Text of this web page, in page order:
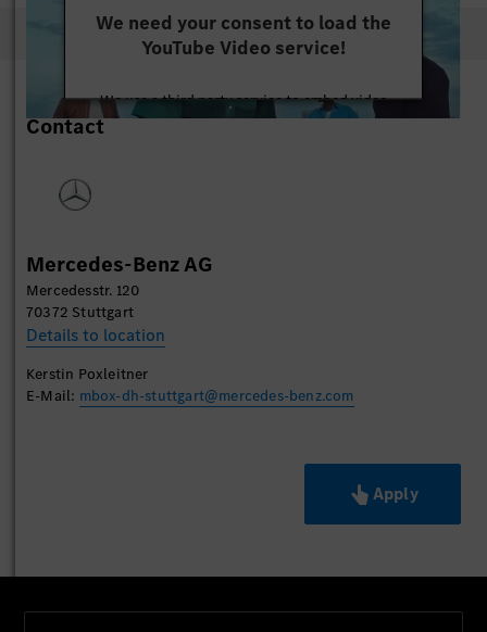
We need your consent to load the
YouTube Video service!
We use a third party service to embed video
content that may collect data about your activity.
Contact
Mercedes-Benz AG
Mercedesstr. 120
70372 Stuttgart
Details to location
Kerstin Poxleitner
E-Mail: mbox-dh-stuttgart@mercedes-benz.com
Apply